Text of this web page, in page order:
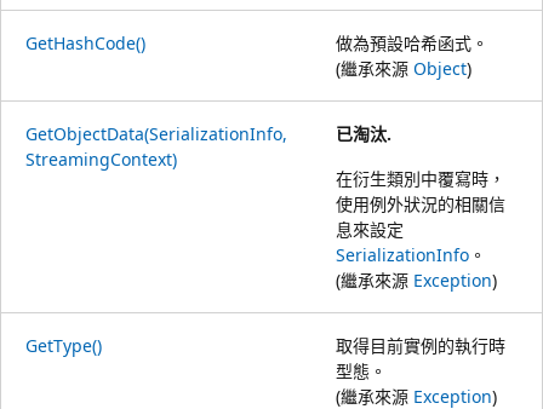
GetHashCode()
做為預設哈希函式。
(繼承來源 Object)
GetObjectData(SerializationInfo,
StreamingContext)
已淘汰.
在衍生類別中覆寫時，
使用例外狀況的相關信
息來設定
SerializationInfo 。
(繼承來源 Exception)
GetType()
取得目前實例的執行時
型態。
(繼承來源 Exception)